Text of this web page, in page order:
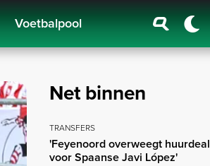
Voetbalpool
Net binnen
TRANSFERS
'Feyenoord overweegt huurdeal
voor Spaanse Javi López'